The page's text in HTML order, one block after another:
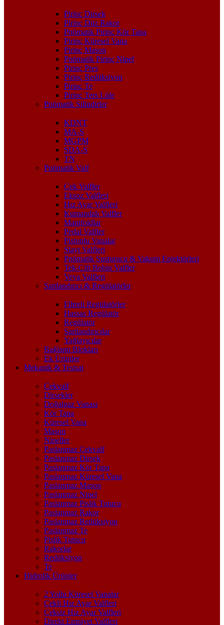
Pirinç Dirsek
Pirinç Düz Rakor
Pnömatik Pirinç Kör Tapa
Pirinç Küresel Vana
Pirinç Maşon
Pnömatik Pirinç Nipel
Pirinç Pres
Pirinç Redüksiyon
Pirinç Te
Pirinç Ters Lüle
Pnömatik Silindirler
KDNT
MA-S
MGPM
SDA-S
TN
Pnömatik Valf
Çek Valfler
Eksoz Valfleri
Hız Ayar Valfleri
Kumandalı Valfler
Manifoldlar
Pedal Valfler
Pistonlu Vanalar
Slayt Valfleri
Pnömatik Susturucu & Vakum Enjektörleri
Tek-Çift Bobin Valfler
Veya Valfleri
Şartlandırıcı & Regülatörler
Filtreli Regülatörler
Hassas Regülatör
Regülatör
Şartlandırıcılar
Yağlayıcılar
Bağlantı Blokları
Ek Ürünler
Mekanik & Tesisat
Çekvalf
Dirsekler
Doğalgaz Vanası
Kör Tapa
Küresel Vana
Maşon
Nipeller
Paslanmaz Çekvalf
Paslanmaz Dirsek
Paslanmaz Kör Tapa
Paslanmaz Küresel Vana
Paslanmaz Maşon
Paslanmaz Nipel
Paslanmaz Pislik Tutucu
Paslanmaz Rakor
Paslanmaz Redüksiyon
Paslanmaz Te
Pislik Tutucu
Rakorlar
Redüksiyon
Te
Hidrolik Ürünler
2 Yollu Küresel Vanalar
Çekli Hız Ayar Valfleri
Çeksiz Hız Ayar Valfleri
Direkt Emniyet Valfleri